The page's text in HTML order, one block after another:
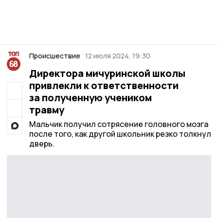
Происшествие 12 июля 2024, 19:30
Директора мичуринской школы
привлекли к ответственности
за полученную учеником
травму
Мальчик получил сотрясение головного мозга
после того, как другой школьник резко толкнул
дверь.